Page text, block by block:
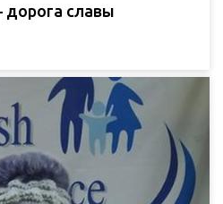
славы